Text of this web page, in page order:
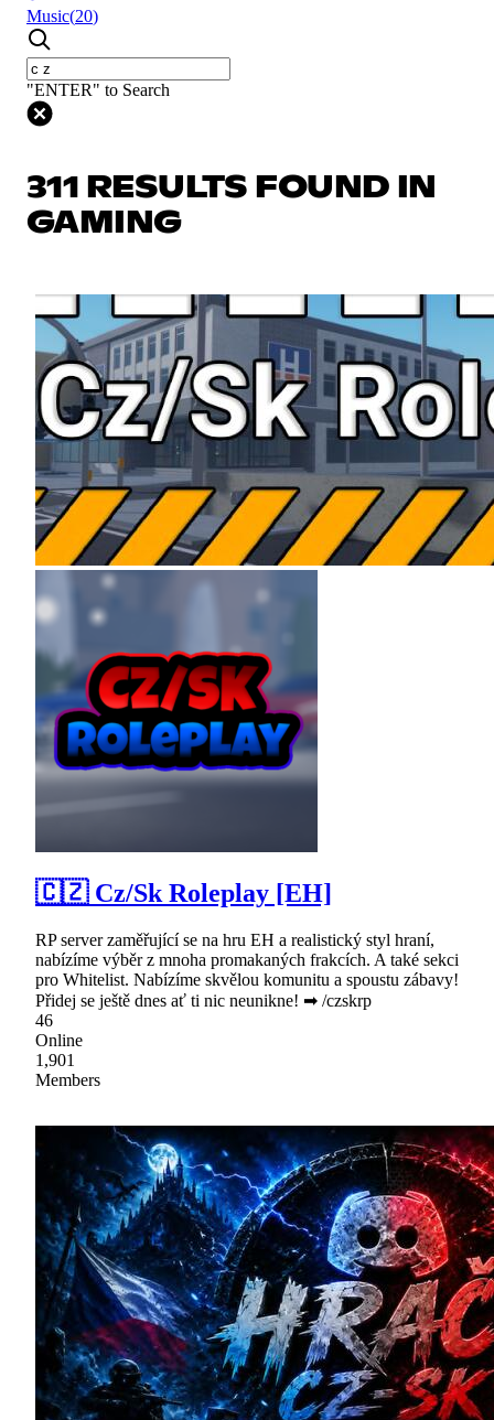
Music(20)
"ENTER" to Search
311 RESULTS FOUND IN
GAMING
🇨🇿 Cz/Sk Roleplay [EH]
RP server zaměřující se na hru EH a realistický styl hraní,
nabízíme výběr z mnoha promakaných frakcích. A také sekci
pro Whitelist. Nabízíme skvělou komunitu a spoustu zábavy!
Přidej se ještě dnes ať ti nic neunikne! ➡ /czskrp
46
Online
1,901
Members